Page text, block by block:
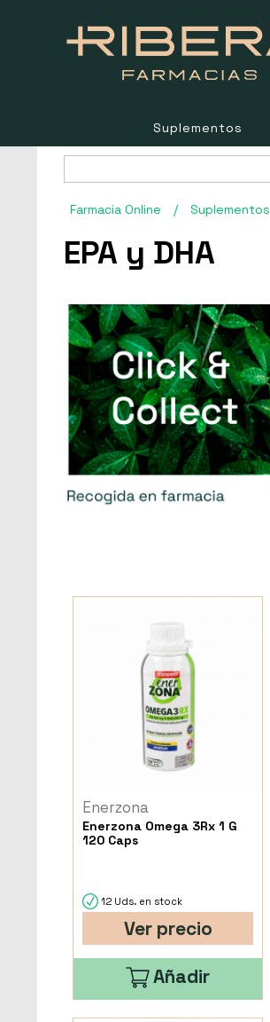
Suplementos
Farmacia Online / Suplementos
EPA y DHA
Enerzona
Enerzona Omega 3Rx 1 G
120 Caps
12 Uds. en stock
Ver precio
Añadir